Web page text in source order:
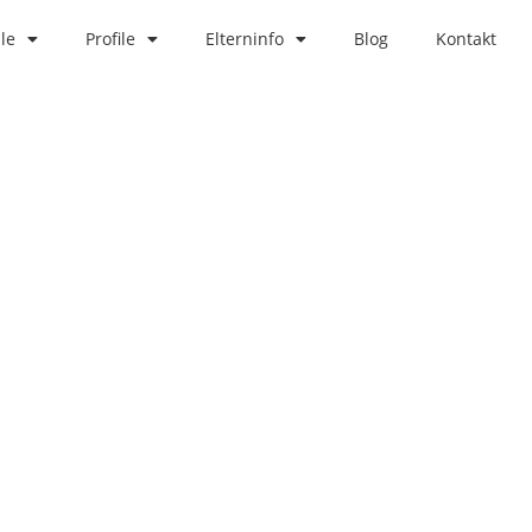
Profile Elterninfo Blog Kontakt